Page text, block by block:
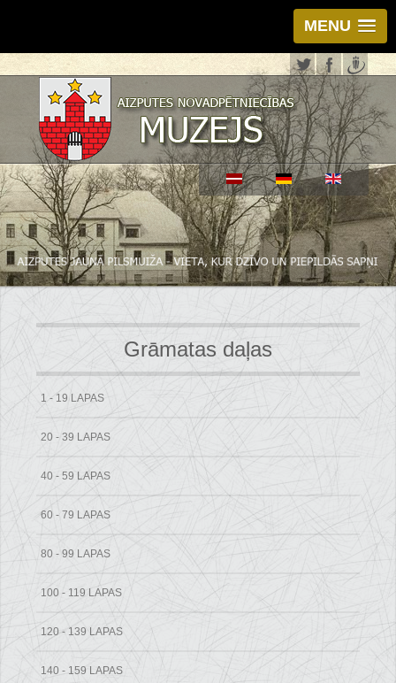
MENU
Grāmatas daļas
1 - 19 LAPAS
20 - 39 LAPAS
40 - 59 LAPAS
60 - 79 LAPAS
80 - 99 LAPAS
100 - 119 LAPAS
120 - 139 LAPAS
140 - 159 LAPAS